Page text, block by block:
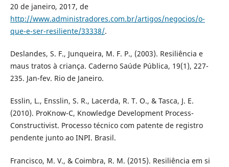
20 de janeiro, 2017, de
http://www.administradores.com.br/artigos/negocios/o-
que-e-ser-resiliente/33338/.
Deslandes, S. F., Junqueira, M. F. P., (2003). Resiliência e
maus tratos à criança. Caderno Saúde Pública, 19(1), 227-
235. Jan-fev. Rio de Janeiro.
Esslin, L., Ensslin, S. R., Lacerda, R. T. O., & Tasca, J. E.
(2010). ProKnow-C, Knowledge Development Process-
Constructivist. Processo técnico com patente de registro
pendente junto ao INPI. Brasil.
Francisco, M. V., & Coimbra, R. M. (2015). Resiliência em si